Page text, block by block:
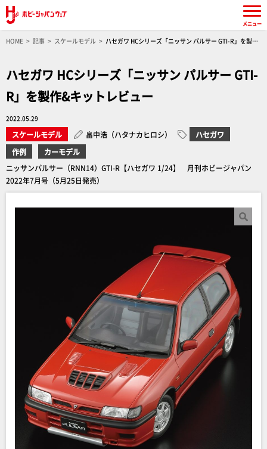
HOME 記事 スケールモデル
ハセガワ HCシリーズ「ニッサン パルサー GTI-R」を製作
ハセガワ HCシリーズ「ニッサン パルサー GTI-
R」を製作&キットレビュー
2022.05.29
スケールモデル 畠中浩（ハタナカヒロシ）
ハセガワ
作例
カーモデル
ニッサンパルサー（RNN14）GTI-R【ハセガワ 1/24】 月刊ホビージャパン
2022年7月号（5月25日発売）
メニュー